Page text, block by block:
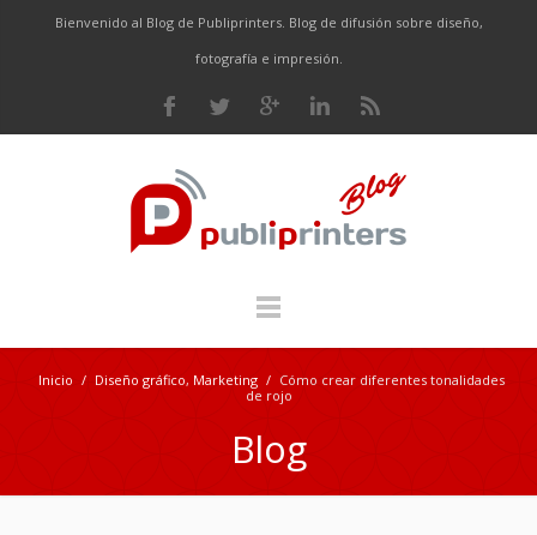
Bienvenido al Blog de Publiprinters. Blog de difusión sobre diseño,
fotografía e impresión.
Inicio / Diseño gráfico, Marketing / Cómo crear diferentes tonalidades
de rojo
Blog